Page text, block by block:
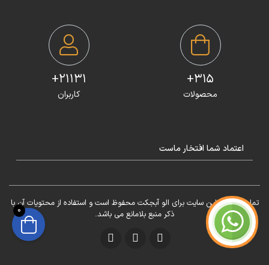
315+
محصولات
21131+
کاربران
اعتماد شما افتخار ماست
تمامی حقوق این سایت برای الو آبجکت محفوظ است و استفاده از محتویات آن با
ذکر منبع بلامانع می باشد.
0